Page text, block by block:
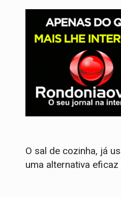
O sal de cozinha, já
uma alternativa